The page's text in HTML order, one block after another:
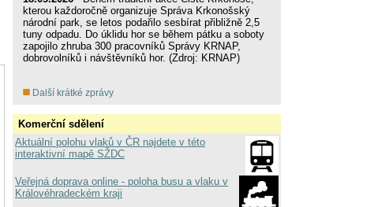
kterou každoročně organizuje Správa Krkonošský
národní park, se letos podařilo sesbírat přibližně 2,5
tuny odpadu. Do úklidu hor se během pátku a soboty
zapojilo zhruba 300 pracovníků Správy KRNAP,
dobrovolníků i návštěvníků hor. (Zdroj: KRNAP)
Další krátké zprávy
Komerční sdělení
Aktuální polohu vlaků v ČR najdete v této
interaktivní mapě SŽDC
Veřejná doprava online - poloha busu a vlaku v
Královéhradeckém kraji